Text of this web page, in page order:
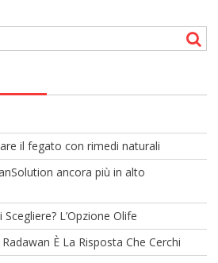
il fegato con rimedi naturali
ancora più in alto
L’Opzione Olife
È La Risposta Che Cerchi